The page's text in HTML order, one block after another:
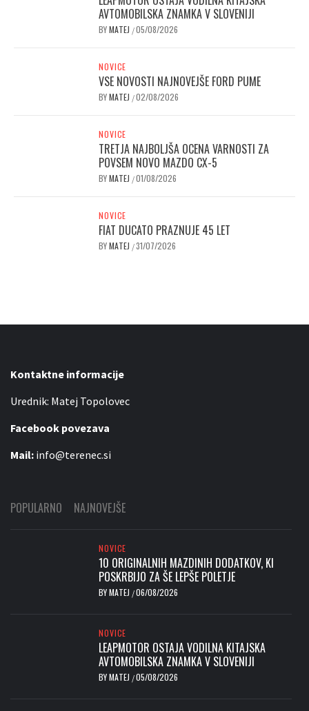
AVTOMOBILSKA ZNAMKA V SLOVENIJI
BYMATEJ /05/08/2026
NOVICE
VSE NOVOSTI NAJNOVEJŠE FORD PUME
BYMATEJ /02/08/2026
NOVICE
TRETJA NAJBOLJŠA OCENA VARNOSTI ZA
POVSEM NOVO MAZDO CX-5
BYMATEJ /01/08/2026
NOVICE
FIAT DUCATO PRAZNUJE 45 LET
BYMATEJ /31/07/2026
Kontaktne informacije
Urednik: Matej Topolovec
Facebook povezava
Mail: info@terenec.si
POPULARNO NAJNOVEJŠE
NOVICE
10 ORIGINALNIH MAZDINIH DODATKOV, KI
POSKRBIJO ZA ŠE LEPŠE POLETJE
BYMATEJ /06/08/2026
NOVICE
LEAPMOTOR OSTAJA VODILNA KITAJSKA
AVTOMOBILSKA ZNAMKA V SLOVENIJI
BYMATEJ /05/08/2026